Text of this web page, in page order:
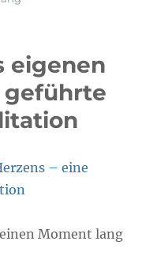
eigenen
geführte
Moment lang